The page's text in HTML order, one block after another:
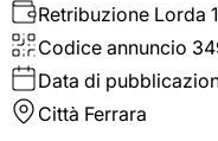
Retribuzione Lorda
Codice annuncio
Data di
Città Ferrara